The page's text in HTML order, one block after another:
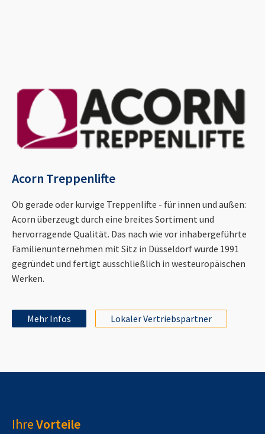
Acorn Treppenlifte
Ob gerade oder kurvige Treppenlifte - für innen und außen:
Acorn überzeugt durch eine breites Sortiment und
hervorragende Qualität. Das nach wie vor inhabergeführte
Familienunternehmen mit Sitz in Düsseldorf wurde 1991
gegründet und fertigt ausschließlich in westeuropäischen
Werken.
Mehr Infos Lokaler Vertriebspartner
IhreVorteile